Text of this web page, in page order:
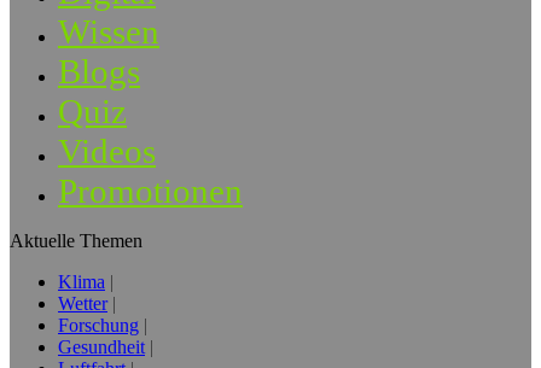
Wissen
Blogs
Quiz
Videos
Promotionen
Aktuelle Themen
Klima
Wetter
Forschung
Gesundheit